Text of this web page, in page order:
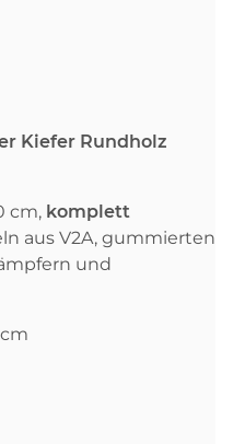
Kiefer Rundholz
cm, komplett
aus V2A, gummierten
und